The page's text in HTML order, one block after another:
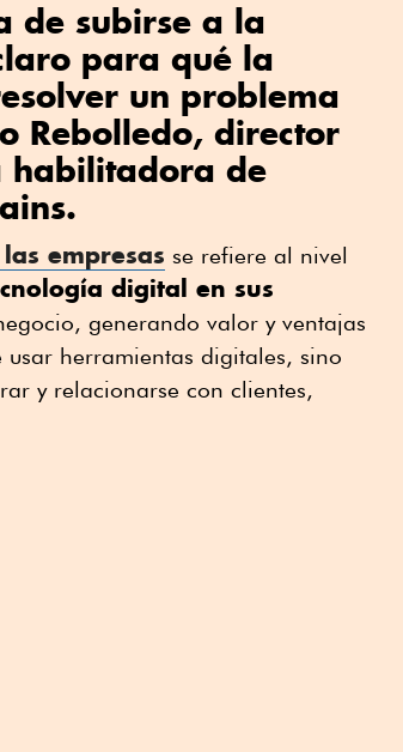
de subirse a la
para qué la
un problema
Rebolledo, director
habilitadora de
empresas se refiere al nivel
digital en sus
generando valor y ventajas
herramientas digitales, sino
y relacionarse con clientes,